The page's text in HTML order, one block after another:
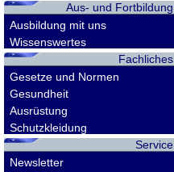
Aus- und Fortbildung
Ausbildung mit uns
Wissenswertes
Fachliches
Gesetze und Normen
Gesundheit
Ausrüstung
Schutzkleidung
Service
Newsletter